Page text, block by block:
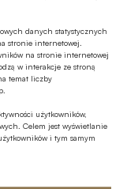
danych statystycznych
stronie internetowej.
na stronie internetowej
w interakcje ze stroną
temat liczby
użytkowników,
Celem jest wyświetlanie
i tym samym